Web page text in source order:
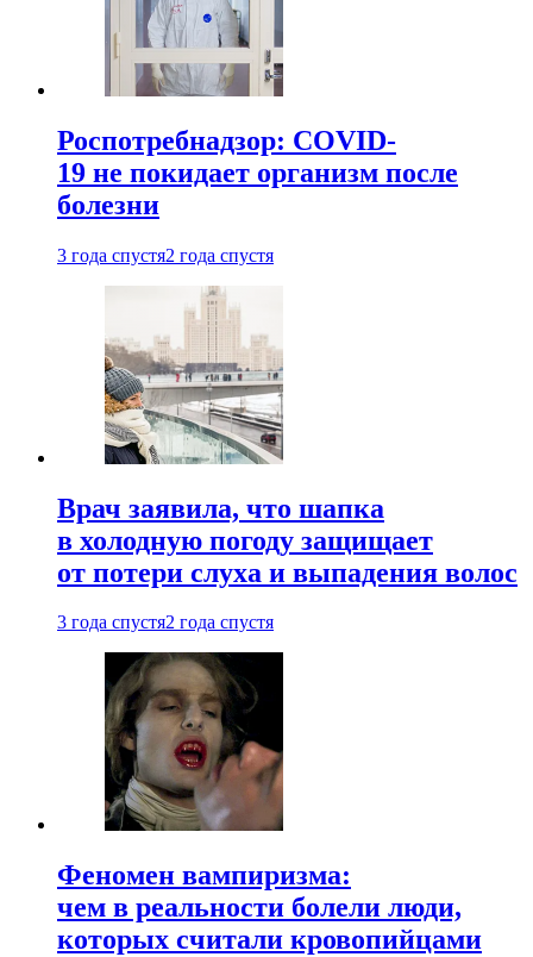
Роспотребнадзор: COVID-
19 не покидает организм после
болезни
3 года спустя2 года спустя
Врач заявила, что шапка
в холодную погоду защищает
от потери слуха и выпадения волос
3 года спустя2 года спустя
Феномен вампиризма:
чем в реальности болели люди,
которых считали кровопийцами